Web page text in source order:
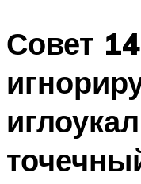
Совет